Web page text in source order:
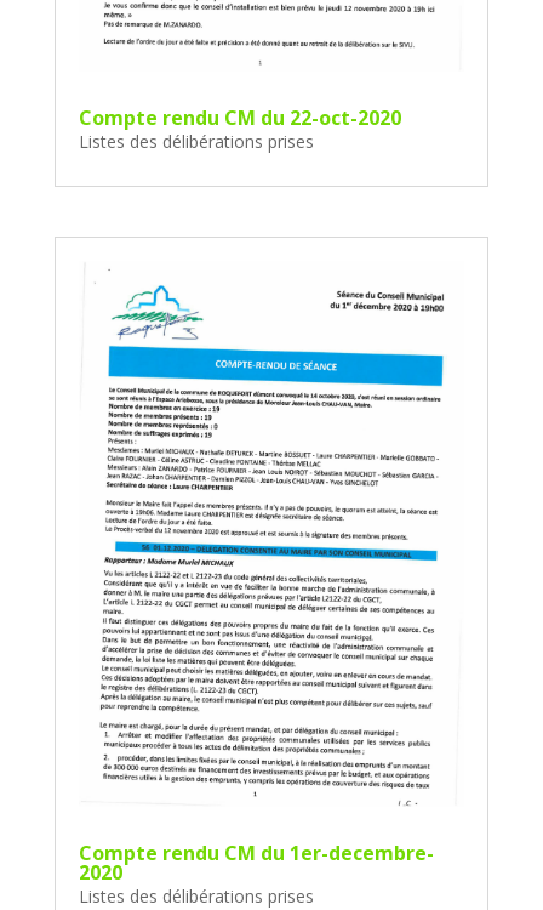
Compte rendu CM du 22-oct-2020
Listes des délibérations prises
Compte rendu CM du 1er-decembre-
2020
Listes des délibérations prises